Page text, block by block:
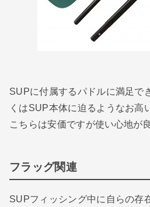
SUPに付属するパドルに満足で
くはSUP本体に迫るようなお高
こちらは安価ですが使い心地が
フラッグ関連
SUPフィッシング中に自らの存